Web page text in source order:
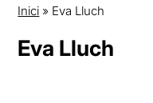
Inici » Eva Lluch
Eva Lluch